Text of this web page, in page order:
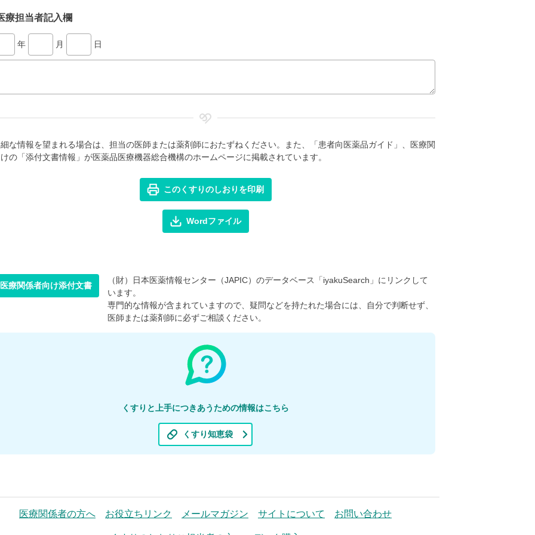
療担当者記入欄
年 月 日
な情報を望まれる場合は、担当の医師または薬剤師におたずねください。また、「患者向医薬品ガイド」、医療関
の「添付文書情報」が医薬品医療機器総合機構のホームページに掲載されています。
このくすりのしおりを印刷
Wordファイル
医療関係者向け添付文書
（財）日本医薬情報センター（JAPIC）のデータベース「iyakuSearch」にリンクして
います。
専門的な情報が含まれていますので、疑問などを持たれた場合には、自分で判断せず、
医師または薬剤師に必ずご相談ください。
くすりと上手につきあうための情報はこちら
くすり知恵袋
医療関係者の方へ お役立ちリンク メールマガジン サイトについて お問い合わせ